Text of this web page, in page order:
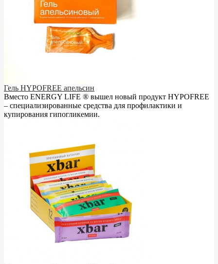
Гель HYPOFREE апельсин
Вместо ENERGY LIFE ® вышел новый продукт HYPOFREE
– cпециализированные средства для профилактики и
купирования гипогликемии.